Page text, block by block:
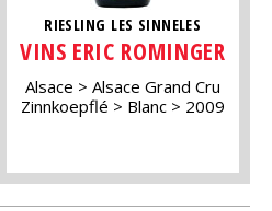
RIESLING LES SINNELES
VINS ERIC ROMINGER
Alsace
Alsace Grand Cru
Zinnkoepflé
Blanc 2009